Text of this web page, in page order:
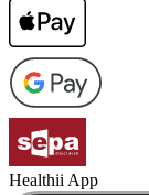
Healthii App